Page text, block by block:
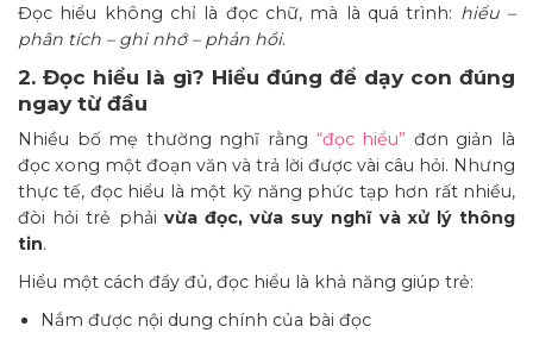
Đọc hiểu không chỉ là đọc chữ, mà là quá trình: hiểu –
phân tích – ghi nhớ – phản hồi.
2. Đọc hiểu là gì? Hiểu đúng để dạy con đúng
ngay từ đầu
Nhiều bố mẹ thường nghĩ rằng “đọc hiểu” đơn giản là
đọc xong một đoạn văn và trả lời được vài câu hỏi. Nhưng
thực tế, đọc hiểu là một kỹ năng phức tạp hơn rất nhiều,
đòi hỏi trẻ phải vừa đọc, vừa suy nghĩ và xử lý thông
tin.
Hiểu một cách đầy đủ, đọc hiểu là khả năng giúp trẻ:
Nắm được nội dung chính của bài đọc